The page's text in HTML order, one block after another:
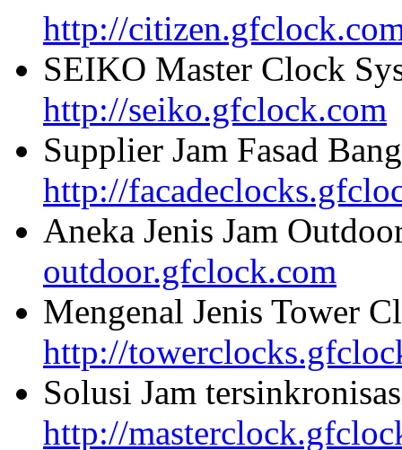
http://
SEIKO Master Clock
http://seiko.gfclock.com
Supplier Jam Fasad
http://
Aneka Jenis Jam
outdoor.gfclock.com
Mengenal Jenis Tower
http://
Solusi Jam
http://